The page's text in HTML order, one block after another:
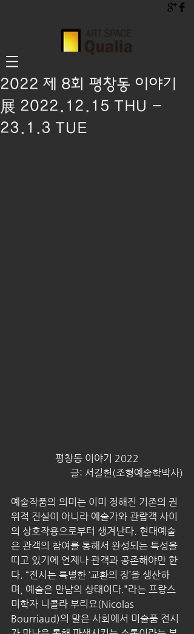
2022 제 8회 평창동 이야기
展 2022.12.15 THU -
23.1.3 TUE
평창동 이야기 2022
글: 서길헌(조형예술학박사)
예술작품의 의미는 이미 정해진 기존의 권
위적 진실이 아니라 예술가와 관람객 사이
의 상호작용으로부터 생겨난다. 현대예술
은 관객의 참여를 통해서 완성되는 특성을
띠고 있기에 언제나 관객과 공존해야만 한
다. “전시는 특별한 ‘교환의 장’을 생산하
며, 예술은 만남의 상태이다.”라는 프랑스
미학자 니콜라 부리요(Nicolas
Bourriaud)의 말은 사회에서 미술품 전시